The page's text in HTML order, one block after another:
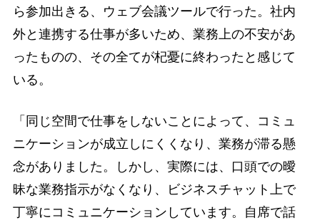
ら参加出きる、ウェブ会議ツールで行った。社内
外と連携する仕事が多いため、業務上の不安があ
ったものの、その全てが杞憂に終わったと感じて
いる。
「同じ空間で仕事をしないことによって、コミュ
ニケーションが成立しにくくなり、業務が滞る懸
念がありました。しかし、実際には、口頭での曖
昧な業務指示がなくなり、ビジネスチャット上で
丁寧にコミュニケーションしています。自席で話